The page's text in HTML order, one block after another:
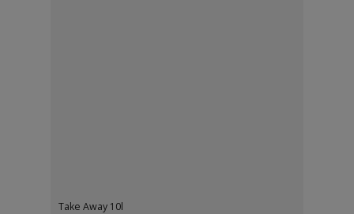
Take Away 10l